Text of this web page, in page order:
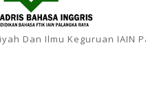
Dan Ilmu Keguruan IAIN